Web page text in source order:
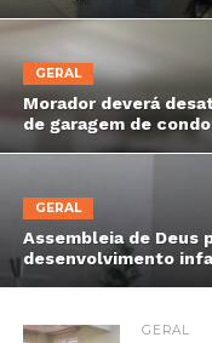
GERAL
Morador deverá
de garagem de
GERAL
Assembleia de Deus
desenvolvimento
GERAL